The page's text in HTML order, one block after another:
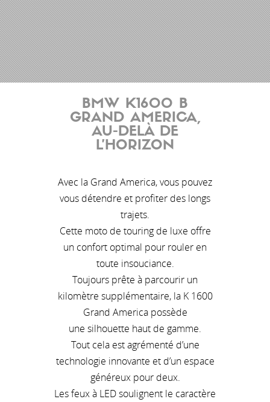
BMW K1600 B
GRAND AMERICA,
AU-DELÀ DE
L’HORIZON
Avec la Grand America, vous pouvez
vous détendre et profiter des longs
trajets.
Cette moto de touring de luxe offre
un confort optimal pour rouler en
toute insouciance.
Toujours prête à parcourir un
kilomètre supplémentaire, la K 1600
Grand America possède
une silhouette haut de gamme.
Tout cela est agrémenté d’une
technologie innovante et d’un espace
généreux pour deux.
Les feux à LED soulignent le caractère